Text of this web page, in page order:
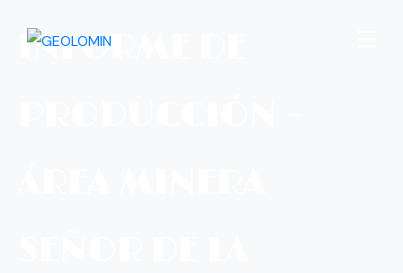
INFORME DE